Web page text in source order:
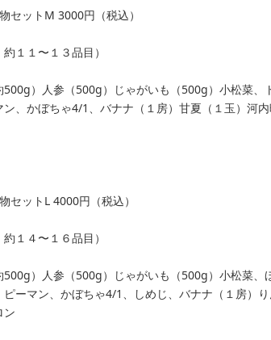
セットM 3000円（税込）
約１１〜１３品目）
500g）人参（500g）じゃがいも（500g）小松菜、
ン、かぼちゃ4/1、バナナ（１房）甘夏（１玉）河
セットL 4000円（税込）
約１４〜１６品目）
500g）人参（500g）じゃがいも（500g）小松菜、
ピーマン、かぼちゃ4/1、しめじ、バナナ（１房）
ン